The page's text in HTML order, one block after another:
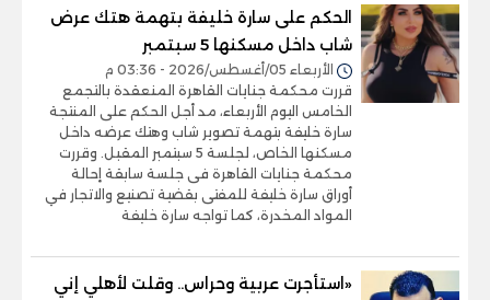
الحكم على سارة خليفة بتهمة هتك عرض
شاب داخل مسكنها 5 سبتمبر
الأربعاء 05/أغسطس/2026 - 03:36 م
قررت محكمة جنايات القاهرة المنعقدة بالتجمع
الخامس اليوم الأربعاء، مد أجل الحكم على المنتجة
سارة خليفة بتهمة تصوير شاب وهتك عرضه داخل
مسكنها الخاص، لجلسة 5 سبتمبر المقبل. وقررت
محكمة جنايات القاهرة فى جلسة سابقة إحالة
أوراق سارة خليفة للمفتى بقضية تصنيع والاتجار في
المواد المخدرة، كما تواجه سارة خليفة
«استأجرت عربية وحراس.. وقلت لأهلي إني